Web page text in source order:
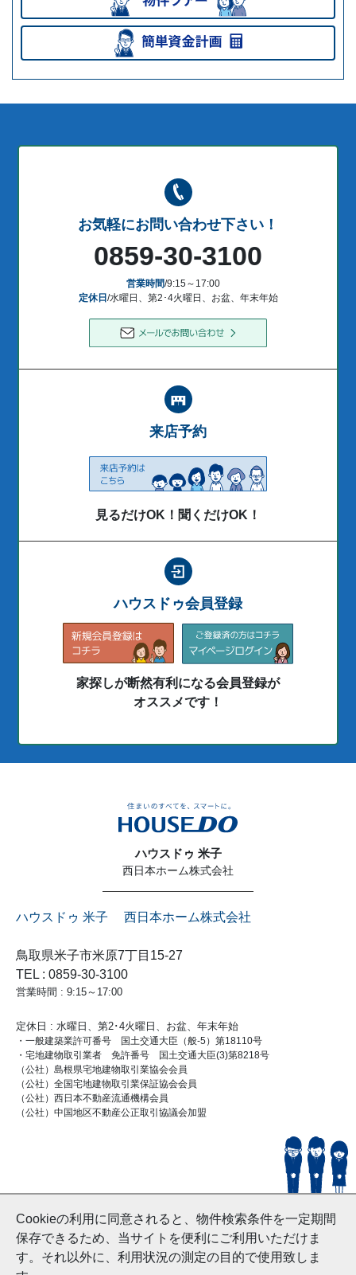
Cookieの利用に同意されると、物件検索条件を一定期間
保存できるため、当サイトを便利にご利用いただけま
す。それ以外に、利用状況の測定の目的で使用致しま
お気軽にお問い合わせ下さい！
0859-30-3100
営業時間/9:15～17:00
定休日 /水曜日、第2･4火曜日、お盆、年末年始
来店予約
見るだけOK！聞くだけOK！
ハウスドゥ会員登録
家探しが断然有利になる会員登録が
オススメです！
ハウスドゥ 米子
西日本ホーム株式会社
ハウスドゥ 米子 西日本ホーム株式会社
鳥取県米子市米原7丁目15-27
TEL : 0859-30-3100
営業時間 : 9:15～17:00
定休日 : 水曜日、第2･4火曜日、お盆、年末年始
・一般建築業許可番号 国土交通大臣（般-5）第18110号
・宅地建物取引業者 免許番号 国土交通大臣(3)第8218号
（公社）島根県宅地建物取引業協会会員
（公社）全国宅地建物取引業保証協会会員
（公社）西日本不動産流通機構会員
（公社）中国地区不動産公正取引協議会加盟
© HouseDoYonago
and Nishinihon Home Co.ltd All Rights Reserved.